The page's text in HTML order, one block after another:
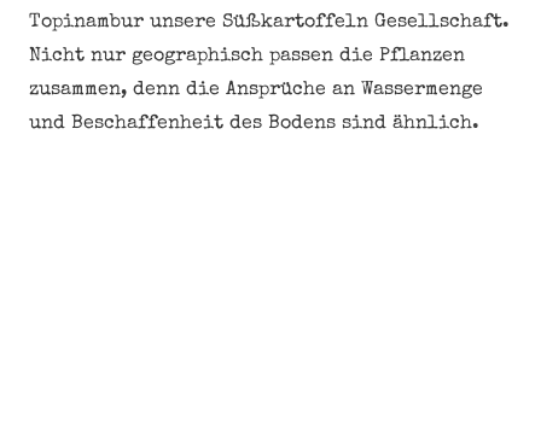
Topinambur unsere Süßkartoffeln Gesellschaft.
Nicht nur geographisch passen die Pflanzen
zusammen, denn die Ansprüche an Wassermenge
und Beschaffenheit des Bodens sind ähnlich.